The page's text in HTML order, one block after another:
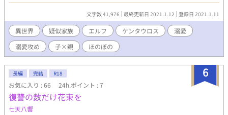
っていくケンタウロスの子を、特別に想っていくエルフ。育ての
親であるエルフに、慕情を募らせるケンタウロスの子。感情を持
て余した二人は少しずつすれ違っていく。（※作中では「エル
フ」や「ケンタウロス」の名称は殆ど出てきません）
文字数 41,976 最終更新日 2021.1.12 登録日 2021.1.11
異世界 疑似家族 エルフ ケンタウロス
溺愛
溺愛攻め
子×親 ほのぼの
6
長編 完結 R18
お気に入り : 66 24h.ポイント : 7
復讐の数だけ花束を
七天八響